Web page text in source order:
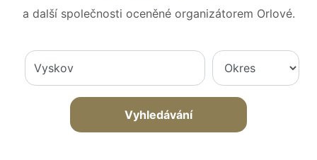
a další společnosti oceněné organizátorem Orlové.
Vyhledávání